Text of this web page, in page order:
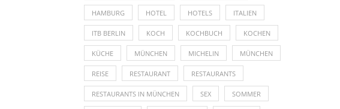
HAMBURG HOTEL HOTELS ITALIEN
ITB BERLIN KOCH KOCHBUCH KOCHEN
KÜCHE MÜNCHEN MICHELIN MÜNCHEN
REISE RESTAURANT RESTAURANTS
RESTAURANTS IN MÜNCHEN SEX SOMMER